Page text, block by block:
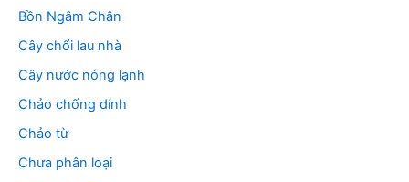
Bồn Ngâm Chân
Cây chổi lau nhà
Cây nước nóng lạnh
Chảo chống dính
Chảo từ
Chưa phân loại